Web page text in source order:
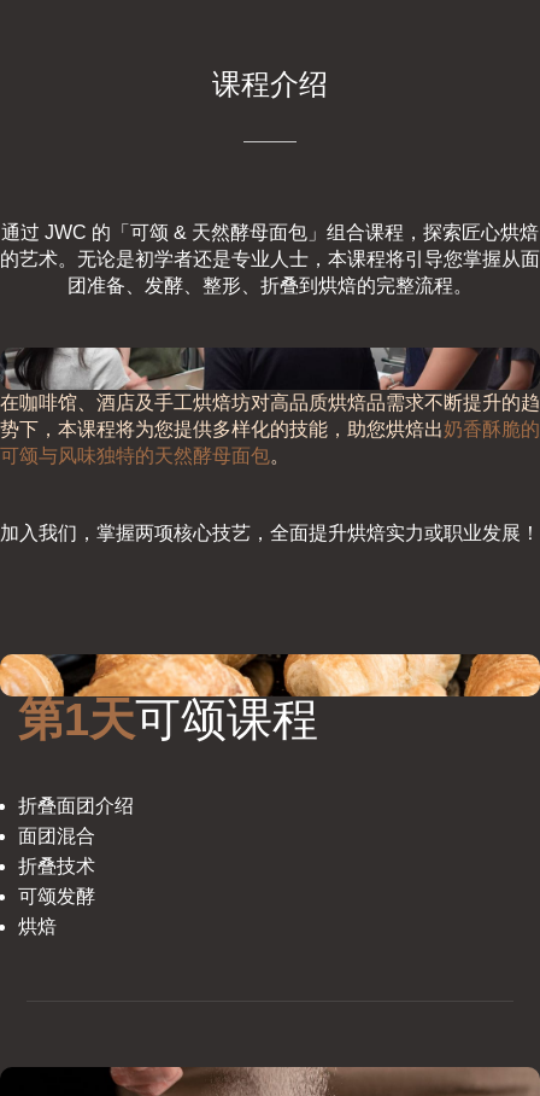
课程介绍
通过 JWC 的「可颂 & 天然酵母面包」组合课程，探索匠心烘焙
的艺术。无论是初学者还是专业人士，本课程将引导您掌握从面
团准备、发酵、整形、折叠到烘焙的完整流程。
在咖啡馆、酒店及手工烘焙坊对高品质烘焙品需求不断提升的趋
势下，本课程将为您提供多样化的技能，助您烘焙出奶香酥脆的
可颂与风味独特的天然酵母面包。
加入我们，掌握两项核心技艺，全面提升烘焙实力或职业发展！
第1天可颂课程
折叠面团介绍
面团混合
折叠技术
可颂发酵
烘焙